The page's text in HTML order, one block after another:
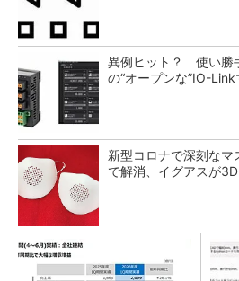
異例ヒット？ 使い勝
の“オープンな”IO-Link
新型コロナで深刻なマ
で解消、イグアスが